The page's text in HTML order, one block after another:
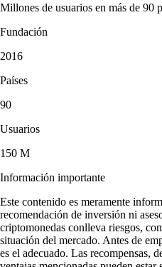
Millones de usuarios en más de 90
Fundación
2016
Países
90
Usuarios
150 M
Información importante
Este contenido es meramente
recomendación de inversión ni
criptomonedas conlleva riesgos,
situación del mercado. Antes de
es el adecuado. Las recompensas,